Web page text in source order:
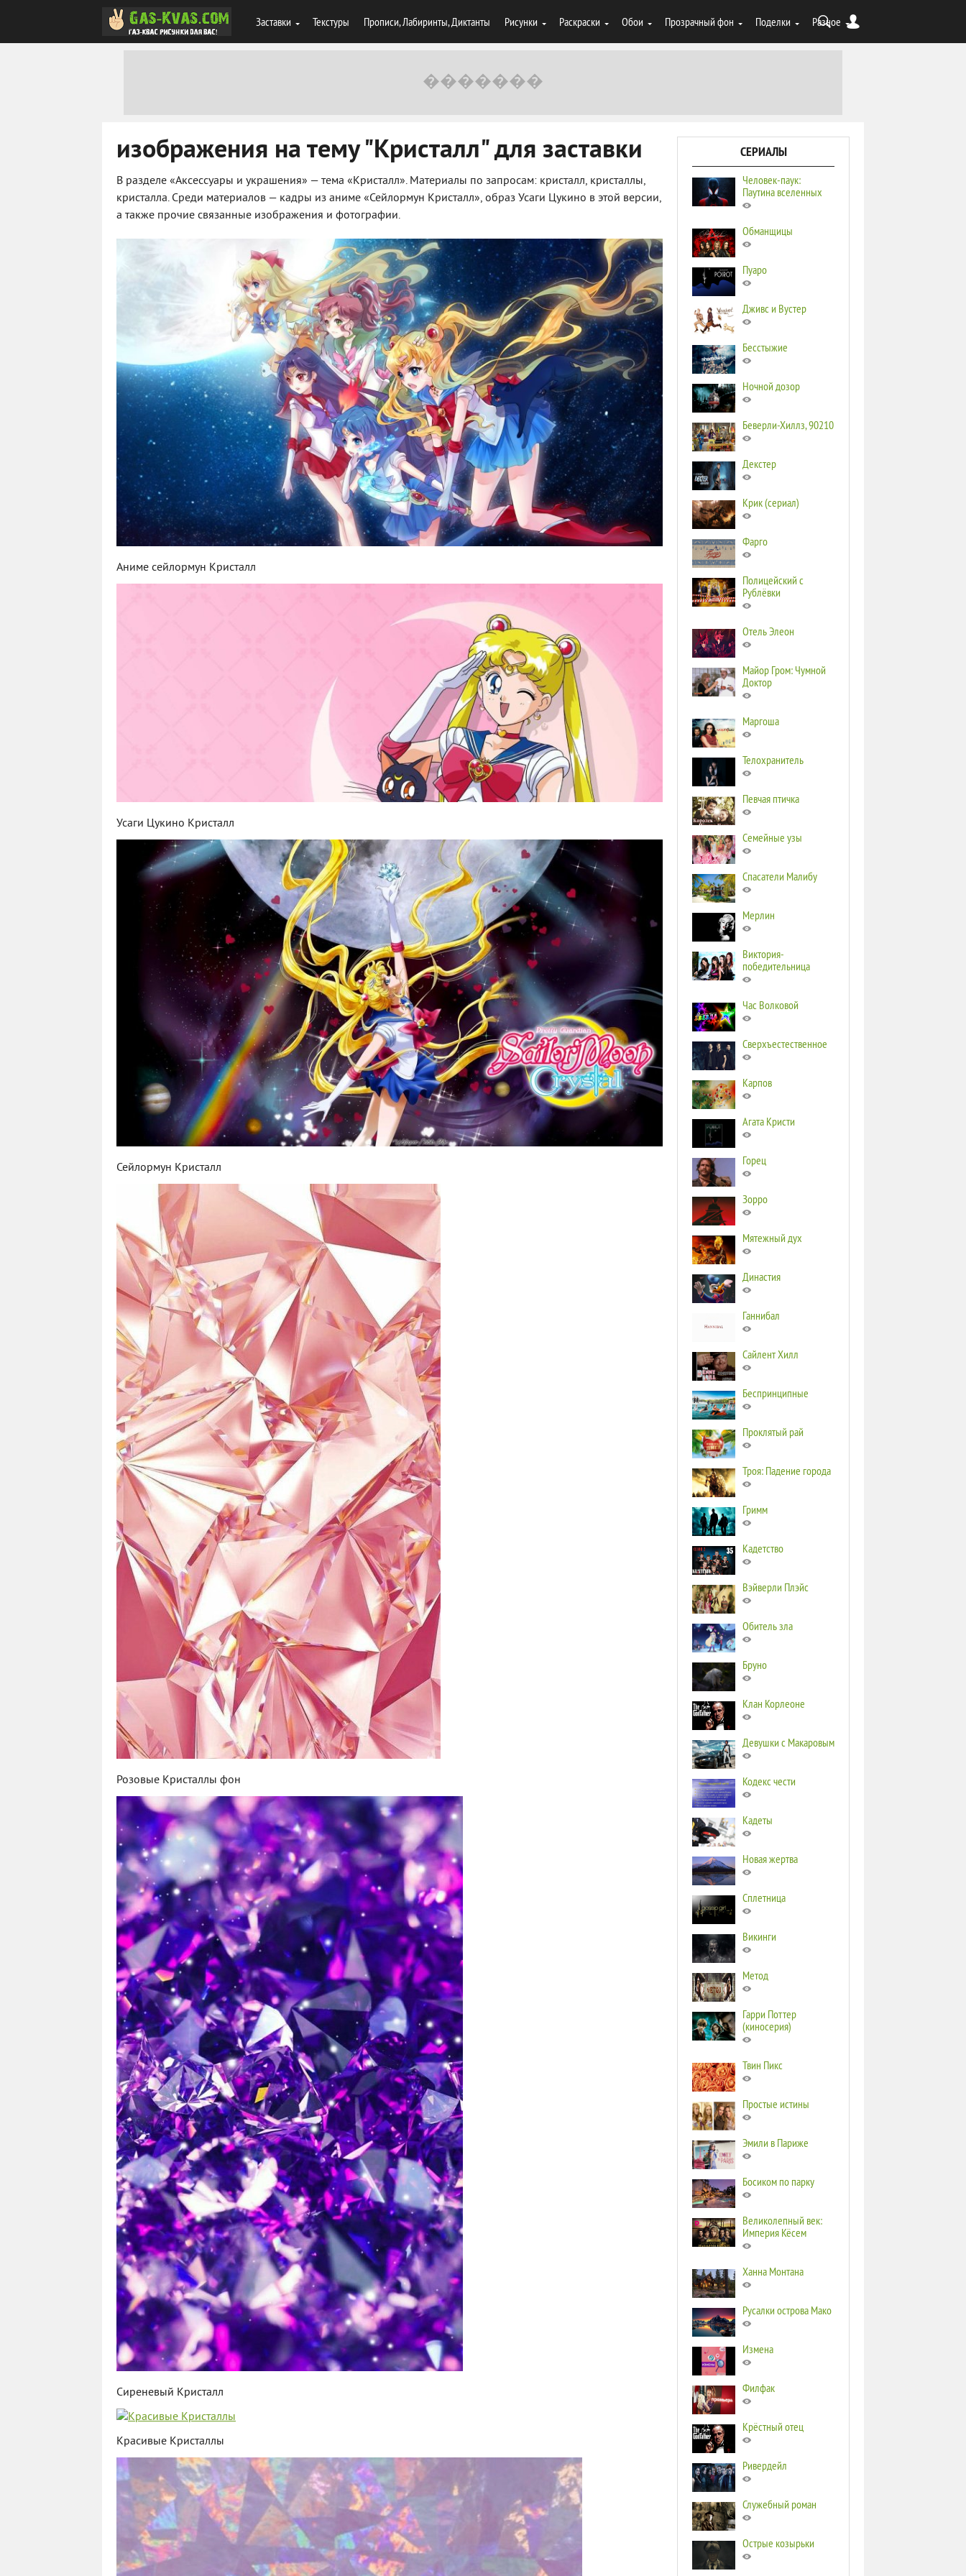
Заставки Текстуры Прописи, Лабиринты, Диктанты Рисунки Раскраски Обои Прозрачный фон Поделки Разное
изображения на тему "Кристалл" для заставки
В разделе «Аксессуары и украшения» — тема «Кристалл». Материалы по запросам: кристалл, кристаллы,
кристалла. Среди материалов — кадры из аниме «Сейлормун Кристалл», образ Усаги Цукино в этой версии,
а также прочие связанные изображения и фотографии.
Аниме сейлормун Кристалл
Усаги Цукино Кристалл
Сейлормун Кристалл
Розовые Кристаллы фон
Сиреневый Кристалл
Красивые Кристаллы
СЕРИАЛЫ
Человек-паук:
Паутина вселенных
Обманщицы
Пуаро
Дживс и Вустер
Бесстыжие
Ночной дозор
Беверли-Хиллз, 90210
Декстер
Крик (сериал)
Фарго
Полицейский с
Рублёвки
Отель Элеон
Майор Гром: Чумной
Доктор
Маргоша
Телохранитель
Певчая птичка
Семейные узы
Спасатели Малибу
Мерлин
Виктория-
победительница
Час Волковой
Сверхъестественное
Карпов
Агата Кристи
Горец
Зорро
Мятежный дух
Династия
Ганнибал
Сайлент Хилл
Беспринципные
Проклятый рай
Троя: Падение города
Гримм
Кадетство
Вэйверли Плэйс
Обитель зла
Бруно
Клан Корлеоне
Девушки с Макаровым
Кодекс чести
Кадеты
Новая жертва
Сплетница
Викинги
Метод
Гарри Поттер
(киносерия)
Твин Пикс
Простые истины
Эмили в Париже
Босиком по парку
Великолепный век:
Империя Кёсем
Ханна Монтана
Русалки острова Мако
Измена
Филфак
Крёстный отец
Ривердейл
Служебный роман
Острые козырьки